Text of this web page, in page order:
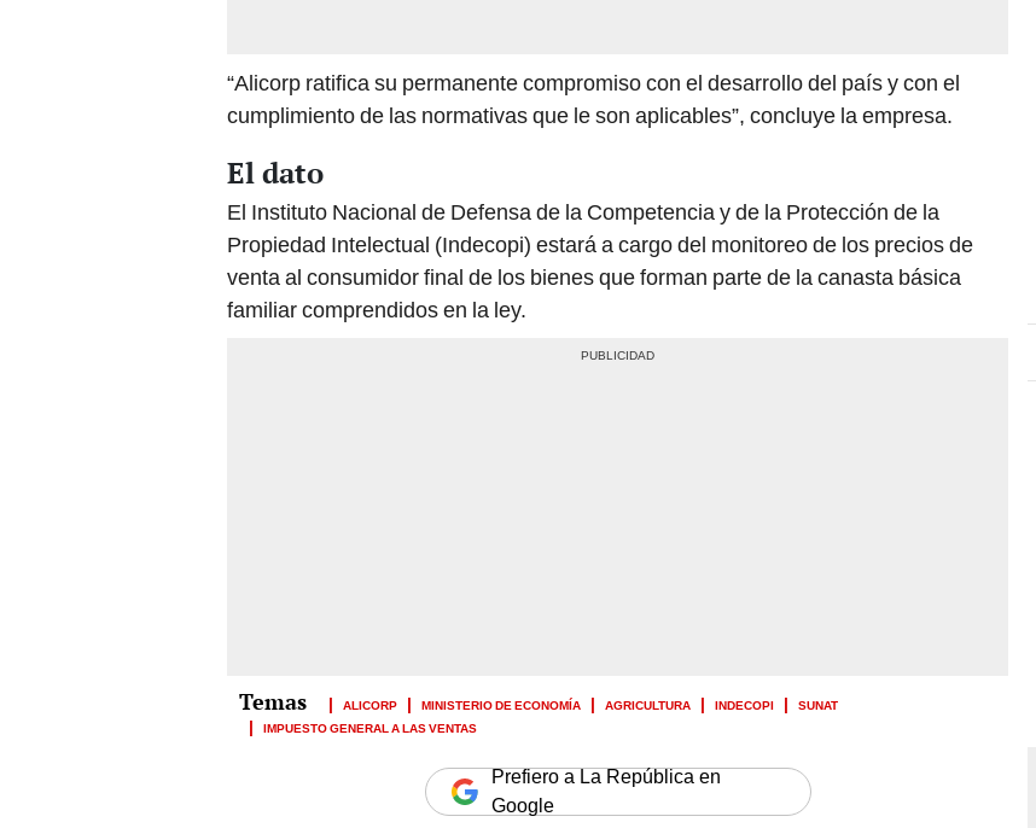
“Alicorp ratifica su permanente compromiso con el desarrollo del país y con el
cumplimiento de las normativas que le son aplicables”, concluye la empresa.
El dato
El Instituto Nacional de Defensa de la Competencia y de la Protección de la
Propiedad Intelectual (Indecopi) estará a cargo del monitoreo de los precios de
venta al consumidor final de los bienes que forman parte de la canasta básica
familiar comprendidos en la ley.
ALICORP MINISTERIO DE ECONOMÍA AGRICULTURA INDECOPI
SUNAT
IMPUESTO GENERAL A LAS VENTAS
Prefiero a La República en
Google